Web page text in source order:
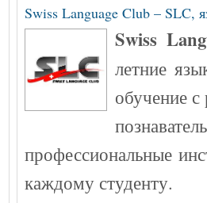
Swiss Language Club – SLC,
Swiss
летние
обучение
профессиональные
каждому студенту.